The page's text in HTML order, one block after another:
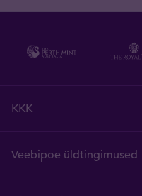
KKK
Veebipoe üldtingimused